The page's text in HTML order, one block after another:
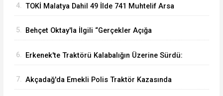
4. TOKİ Malatya Dahil 49 İlde 741 Muhtelif Arsa
5. Behçet Oktay'la İlgili “Gerçekler Açığa
6. Erkenek'te Traktörü Kalabalığın Üzerine Sürdü:
7. Akçadağ'da Emekli Polis Traktör Kazasında